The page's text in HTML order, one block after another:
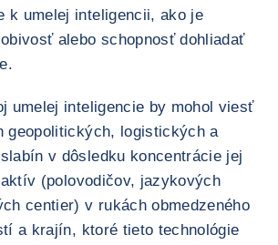
k umelej inteligencii, ako je
alebo schopnosť dohliadať
umelej inteligencie by mohol viesť
geopolitických, logistických a
v dôsledku koncentrácie jej
(polovodičov, jazykových
centier) v rukách obmedzeného
a krajín, ktoré tieto technológie